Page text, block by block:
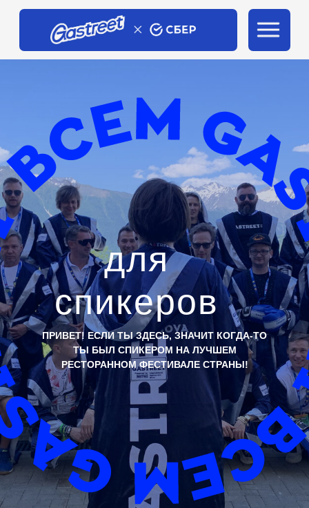
для
спикеров
ПРИВЕТ! ЕСЛИ ТЫ ЗДЕСЬ, ЗНАЧИТ КОГДА-ТО
ТЫ БЫЛ СПИКЕРОМ НА ЛУЧШЕМ
РЕСТОРАННОМ ФЕСТИВАЛЕ СТРАНЫ!